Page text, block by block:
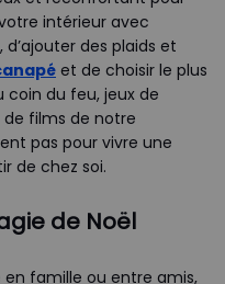
intérieur avec
des plaids et
et de choisir le plus
coin du feu, jeux de
films de notre
pas pour vivre une
de chez soi.
de Noël
en famille ou entre amis,